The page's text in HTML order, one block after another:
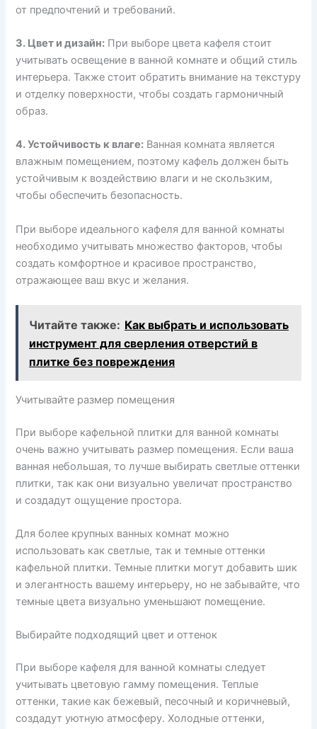
от предпочтений и требований.
3. Цвет и дизайн: При выборе цвета кафеля стоит
учитывать освещение в ванной комнате и общий стиль
интерьера. Также стоит обратить внимание на текстуру
и отделку поверхности, чтобы создать гармоничный
образ.
4. Устойчивость к влаге: Ванная комната является
влажным помещением, поэтому кафель должен быть
устойчивым к воздействию влаги и не скользким,
чтобы обеспечить безопасность.
При выборе идеального кафеля для ванной комнаты
необходимо учитывать множество факторов, чтобы
создать комфортное и красивое пространство,
отражающее ваш вкус и желания.
Читайте также: Как выбрать и использовать
инструмент для сверления отверстий в
плитке без повреждения
Учитывайте размер помещения
При выборе кафельной плитки для ванной комнаты
очень важно учитывать размер помещения. Если ваша
ванная небольшая, то лучше выбирать светлые оттенки
плитки, так как они визуально увеличат пространство
и создадут ощущение простора.
Для более крупных ванных комнат можно
использовать как светлые, так и темные оттенки
кафельной плитки. Темные плитки могут добавить шик
и элегантность вашему интерьеру, но не забывайте, что
темные цвета визуально уменьшают помещение.
Выбирайте подходящий цвет и оттенок
При выборе кафеля для ванной комнаты следует
учитывать цветовую гамму помещения. Теплые
оттенки, такие как бежевый, песочный и коричневый,
создадут уютную атмосферу. Холодные оттенки,